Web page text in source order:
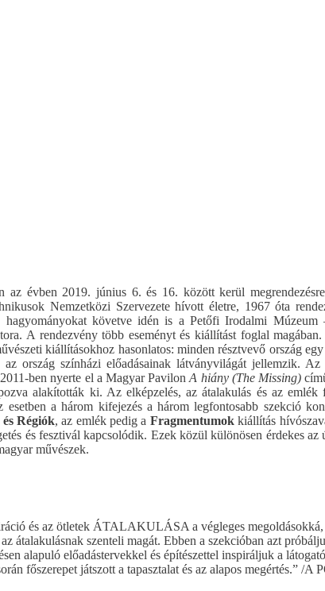
az évben 2019. június 6. és 16. között kerül
Nemzetközi Szervezete hívott életre, 1967 óta
követve idén is a Petőfi Irodalmi Múzeum
A rendezvény több eseményt és kiállítást foglal
kiállításokhoz hasonlatos: minden résztvevő ország
ország színházi előadásainak látványvilágát jellemzik. Az
ben nyerte el a Magyar PavilonA hiány (The Missing)
alakították ki. Az elképzelés, az átalakulás és az emlék
a három kifejezés a három legfontosabb szekció
Régiók, az emlék pedig a Fragmentumokkiállítás
és fesztivál kapcsolódik. Ezek közül különösen érdekes az
művészek.
és az ötletek ÁTALAKULÁSA a végleges megoldásokká,
átalakulásnak szenteli magát. Ebben a szekcióban azt
alapuló előadástervekkel és építészettel inspiráljuk a
főszerepet játszott a tapasztalat és az alapos megértés.” /A